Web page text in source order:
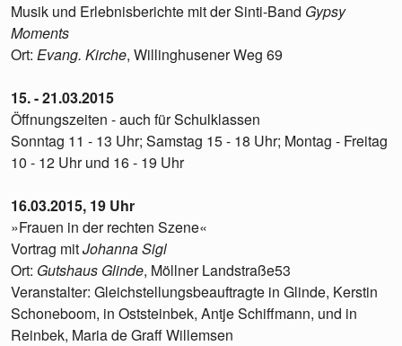
Musik und Erlebnisberichte mit der Sinti-Band Gypsy
Moments
Ort: Evang. Kirche, Willinghusener Weg 69
15. - 21.03.2015
Öffnungszeiten - auch für Schulklassen
Sonntag 11 - 13 Uhr; Samstag 15 - 18 Uhr; Montag - Freitag
10 - 12 Uhr und 16 - 19 Uhr
16.03.2015, 19 Uhr
»Frauen in der rechten Szene«
Vortrag mitJohanna Sigl
Ort: Gutshaus Glinde, Möllner Landstraße53
Veranstalter: Gleichstellungsbeauftragte in Glinde, Kerstin
Schoneboom, in Oststeinbek, Antje Schiffmann, und in
Reinbek, Maria de Graff Willemsen